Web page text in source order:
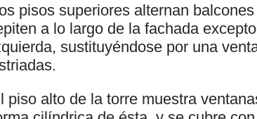
pisos superiores alternan
a lo largo de la fachada
sustituyéndose por una
piso alto de la torre muestra